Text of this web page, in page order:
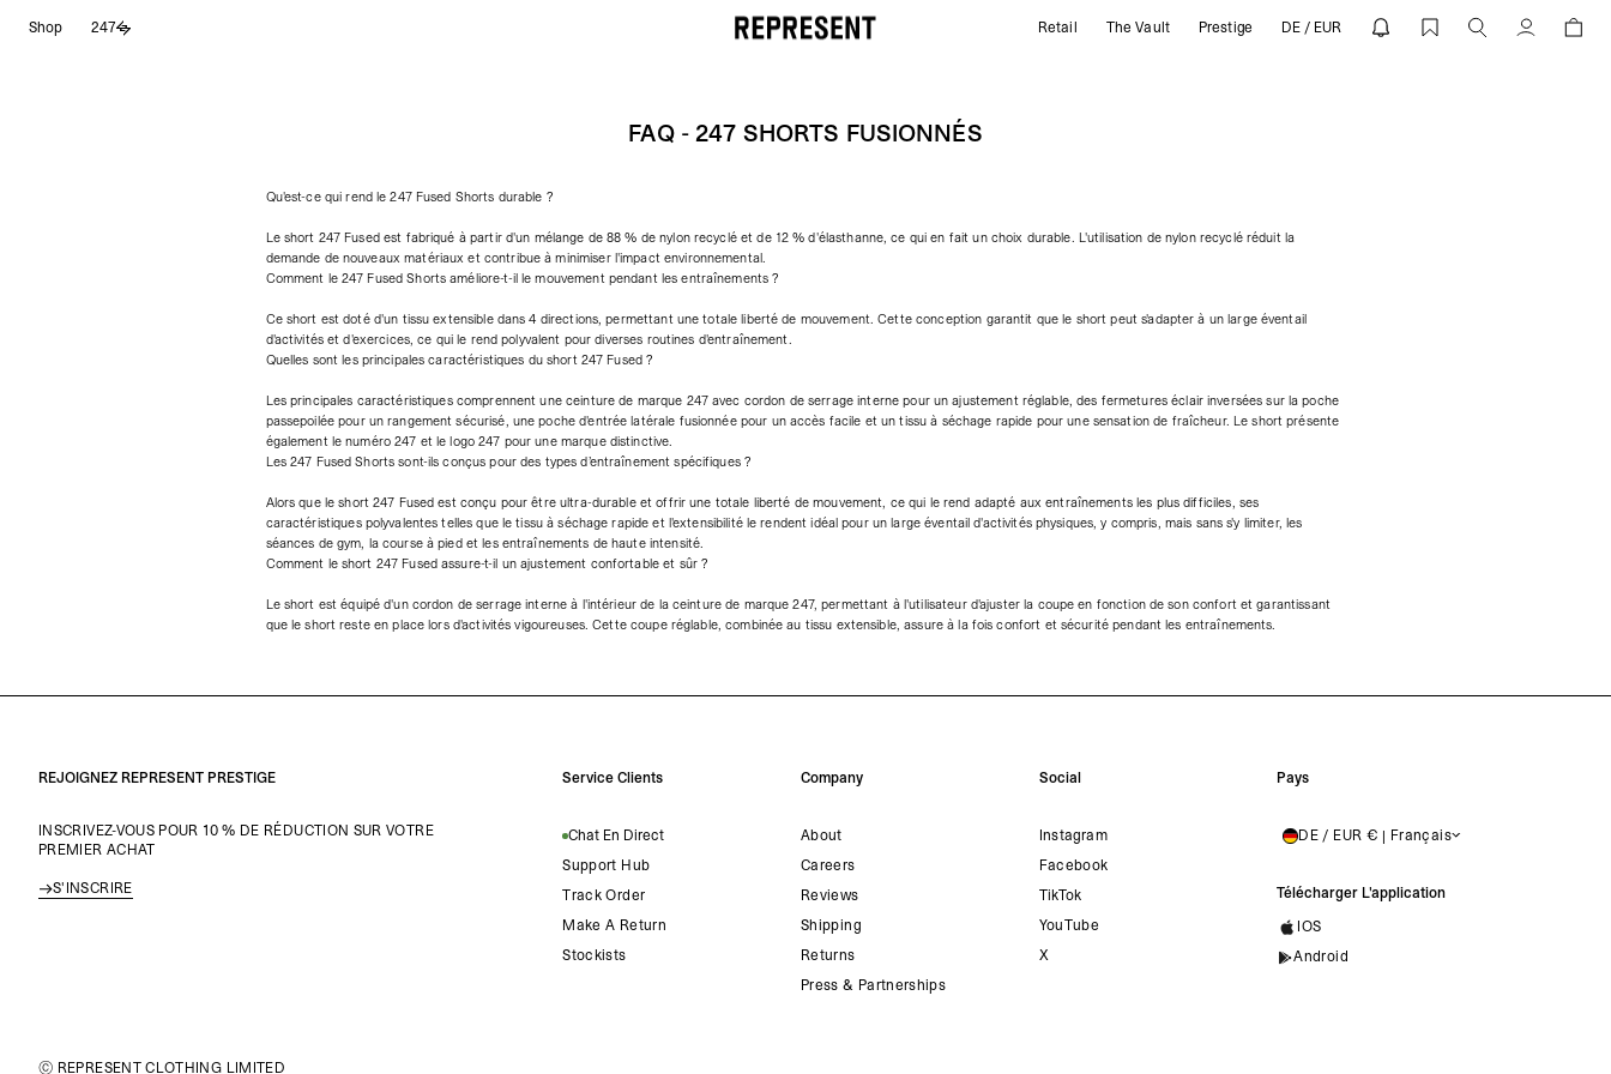
Shop 247 FAQ - 247 Shorts fusionnés | REPRESENT Retail The Vault Prestige DE / EUR Compte
FAQ - 247 SHORTS FUSIONNÉS
Qu'est-ce qui rend le 247 Fused Shorts durable ?
Le short 247 Fused est fabriqué à partir d'un mélange de 88 % de nylon recyclé et de 12 % d'élasthanne, ce qui en fait un choix durable. L'utilisation de nylon recyclé réduit la
demande de nouveaux matériaux et contribue à minimiser l'impact environnemental.
Comment le 247 Fused Shorts améliore-t-il le mouvement pendant les entraînements ?
Ce short est doté d'un tissu extensible dans 4 directions, permettant une totale liberté de mouvement. Cette conception garantit que le short peut s'adapter à un large éventail
d'activités et d'exercices, ce qui le rend polyvalent pour diverses routines d'entraînement.
Quelles sont les principales caractéristiques du short 247 Fused ?
Les principales caractéristiques comprennent une ceinture de marque 247 avec cordon de serrage interne pour un ajustement réglable, des fermetures éclair inversées sur la poche
passepoilée pour un rangement sécurisé, une poche d'entrée latérale fusionnée pour un accès facile et un tissu à séchage rapide pour une sensation de fraîcheur. Le short présente
également le numéro 247 et le logo 247 pour une marque distinctive.
Les 247 Fused Shorts sont-ils conçus pour des types d’entraînement spécifiques ?
Alors que le short 247 Fused est conçu pour être ultra-durable et offrir une totale liberté de mouvement, ce qui le rend adapté aux entraînements les plus difficiles, ses
caractéristiques polyvalentes telles que le tissu à séchage rapide et l'extensibilité le rendent idéal pour un large éventail d'activités physiques, y compris, mais sans s'y limiter, les
séances de gym, la course à pied et les entraînements de haute intensité.
Comment le short 247 Fused assure-t-il un ajustement confortable et sûr ?
Le short est équipé d'un cordon de serrage interne à l'intérieur de la ceinture de marque 247, permettant à l'utilisateur d'ajuster la coupe en fonction de son confort et garantissant
que le short reste en place lors d'activités vigoureuses. Cette coupe réglable, combinée au tissu extensible, assure à la fois confort et sécurité pendant les entraînements.
REJOIGNEZ REPRESENT PRESTIGE
INSCRIVEZ-VOUS POUR 10 % DE RÉDUCTION SUR VOTRE
PREMIER ACHAT
S'INSCRIRE
Service Clients
Chat En Direct
Support Hub
Track Order
Make A Return
Stockists
Company
About
Careers
Reviews
Shipping
Returns
Press & Partnerships
Social
Instagram
Facebook
TikTok
YouTube
X
Pays
GERMANY DE / EUR € | Français
Télécharger L'application
IOS
Android
© REPRESENT CLOTHING LIMITED